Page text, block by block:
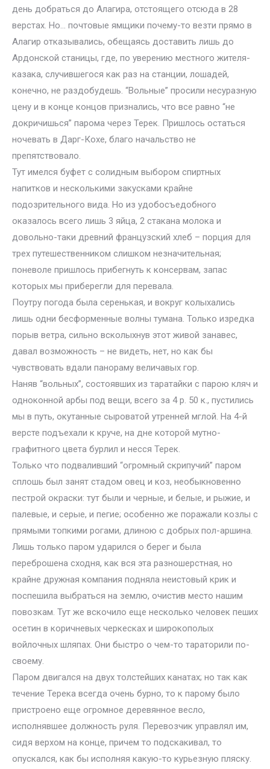
день добраться до Алагира, отстоящего отсюда в 28
верстах. Но… почтовые ямщики почему-то везти прямо в
Алагир отказывались, обещаясь доставить лишь до
Ардонской станицы, где, по уверению местного жителя-
казака, случившегося как раз на станции, лошадей,
конечно, не раздобудешь. “Вольные” просили несуразную
цену и в конце концов признались, что все равно “не
докричишься” парома через Терек. Пришлось остаться
ночевать в Дарг-Кохе, благо начальство не
препятствовало.
Тут имелся буфет с солидным выбором спиртных
напитков и несколькими закусками крайне
подозрительного вида. Но из удобосъедобного
оказалось всего лишь 3 яйца, 2 стакана молока и
довольно-таки древний французский хлеб – порция для
трех путешественником слишком незначительная;
поневоле пришлось прибегнуть к консервам, запас
которых мы приберегли для перевала.
Поутру погода была серенькая, и вокруг колыхались
лишь одни бесформенные волны тумана. Только изредка
порыв ветра, сильно всколыхнув этот живой занавес,
давал возможность – не видеть, нет, но как бы
чувствовать вдали панораму величавых гор.
Наняв “вольных”, состоявших из таратайки с парою кляч и
одноконной арбы под вещи, всего за 4 р. 50 к., пустились
мы в путь, окутанные сыроватой утренней мглой. На 4-й
версте подъехали к круче, на дне которой мутно-
графитного цвета бурлил и несся Терек.
Только что подваливший “огромный скрипучий” паром
сплошь был занят стадом овец и коз, необыкновенно
пестрой окраски: тут были и черные, и белые, и рыжие, и
палевые, и серые, и пегие; особенно же поражали козлы с
прямыми топкими рогами, длиною с добрых пол-аршина.
Лишь только паром ударился о берег и была
переброшена сходня, как вся эта разношерстная, но
крайне дружная компания подняла неистовый крик и
поспешила выбраться на землю, очистив место нашим
повозкам. Тут же вскочило еще несколько человек пеших
осетин в коричневых черкесках и широкополых
войлочных шляпах. Они быстро о чем-то тараторили по-
своему.
Паром двигался на двух толстейших канатах; но так как
течение Терека всегда очень бурно, то к парому было
пристроено еще огромное деревянное весло,
исполнявшее должность руля. Перевозчик управлял им,
сидя верхом на конце, причем то подскакивал, то
опускался, как бы исполняя какую-то курьезную пляску.